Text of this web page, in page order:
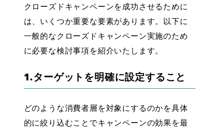
クローズドキャンペーンを成功させるために
は、いくつか重要な要素があります。以下に
一般的なクローズドキャンペーン実施のため
に必要な検討事項を紹介いたします。
1.ターゲットを明確に設定すること
どのような消費者層を対象にするのかを具体
的に絞り込むことでキャンペーンの効果を最